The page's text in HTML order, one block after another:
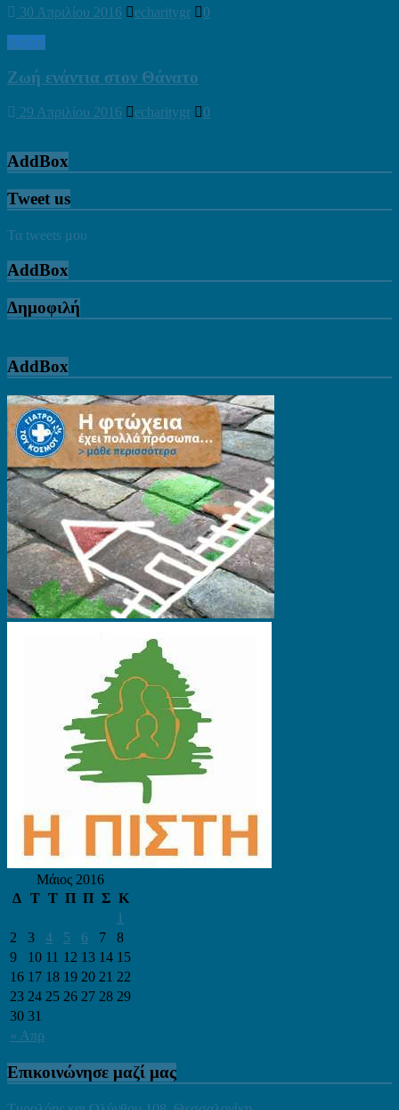
30 Απριλίου 2016 echaritygr
0
Λέξεις
Ζωή ενάντια στον Θάνατο
29 Απριλίου 2016 echaritygr 0
AddBox
Tweet us
Τα tweets μου
AddBox
Δημοφιλή
AddBox
Μάιος 2016
Δ Τ Τ Π Π Σ Κ
« Απρ
1
2
3 4 5 6 7
8
9
10 11 12 13 14 15
16 17 18 19 20 21 22
23 24 25 26 27 28 29
30 31
Επικοινώνησε μαζί μας